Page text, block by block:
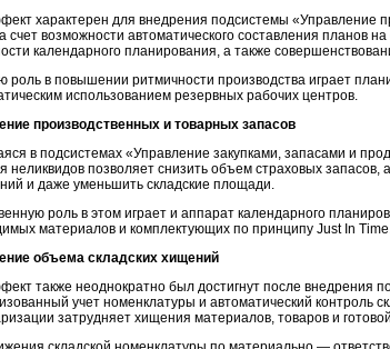
характерен для внедрения подсистемы «Управление
счет возможности автоматического составления планов
календарного планирования, а также
роль в повышении ритмичности производства играет
использованием резервных рабочих центров.
производственных и товарных запасов
в подсистемах «Управление закупками, запасами и
неликвидов позволяет снизить объем страховых
и даже уменьшить складские площади.
роль в этом играет и аппарат календарного
материалов и комплектующих по принципу Just In
объема складских хищений
также неоднократно был достигнут после внедрения
учет номенклатуры и автоматический контроль
затрудняет хищения материалов, товаров и